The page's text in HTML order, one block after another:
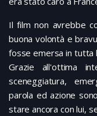
Il film non avrebbe
buona volontà e
fosse emersa in tutta
Grazie all'ottima
sceneggiatura,
parola ed azione
stare ancora con lui,